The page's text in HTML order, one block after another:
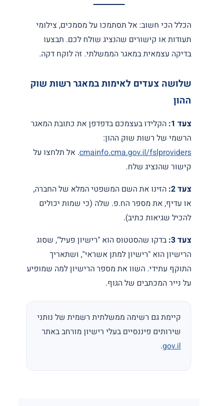
הכלל הכי חשוב: אל תסתמכו על מסמכים, צילומי
תעודות או קישורים שהנציג שולח לכם. תבצעו
בדיקה עצמאית במאגר הממשלתי. זה לוקח דקה.
שלושה צעדים לאימות במאגר רשות שוק
ההון
צעד 1:
הקלידו בעצמכם בדפדפן את כתובת המאגר
הרשמי של רשות שוק ההון:
cmainfo.cma.gov.il/fslproviders. אל תלחצו על
קישור שהנציג שלח.
צעד 2:
הזינו את השם המשפטי המלא של החברה,
או עדיף, את מספר הח.פ. שלה (כי שמות יכולים
להכיל שגיאות כתיב).
צעד 3:
בדקו שהסטטוס הוא "רישיון פעיל", שסוג
הרישיון הוא "רישיון למתן אשראי", ושתאריך
התוקף עתידי. השוו את מספר הרישיון למה שמופיע
על נייר המכתבים של הגוף.
קיימת גם רשימה ממשלתית רשמית של נותני
שירותים פיננסיים בעלי רישיון מורחב באתר
gov.il
.